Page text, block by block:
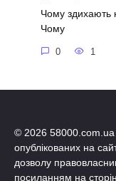
Чому здихають
Чому
0 1
© 2026 58000.com.ua
опублікованих на
дозволу
посиланням на